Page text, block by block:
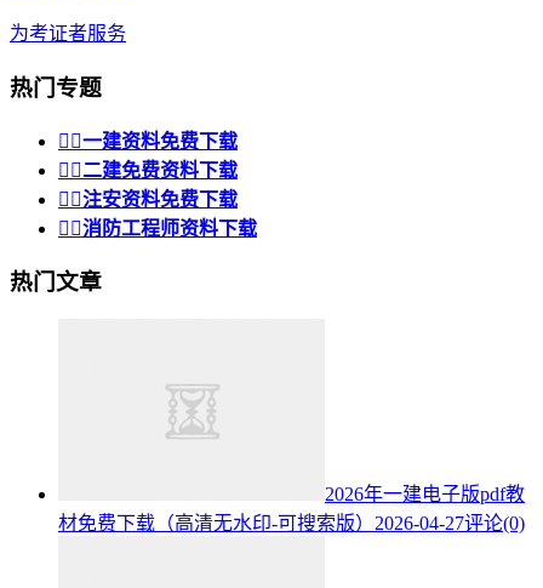
为考证者服务
热门专题
 一建资料免费下载
 二建免费资料下载
 注安资料免费下载
 消防工程师资料下载
热门文章
2026年一建电子版pdf教
材免费下载（高清无水印-可搜索版） 2026-04-27评论(0)